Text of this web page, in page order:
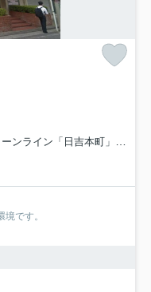
ンライン「日吉本町」駅 徒歩15分
です。